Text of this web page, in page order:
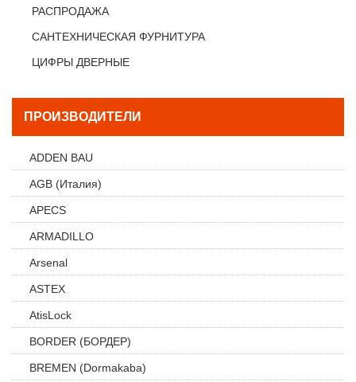
РАСПРОДАЖА
САНТЕХНИЧЕСКАЯ ФУРНИТУРА
ЦИФРЫ ДВЕРНЫЕ
ПРОИЗВОДИТЕЛИ
ADDEN BAU
AGB (Италия)
APECS
ARMADILLO
Arsenal
ASTEX
AtisLock
BORDER (БОРДЕР)
BREMEN (Dormakaba)